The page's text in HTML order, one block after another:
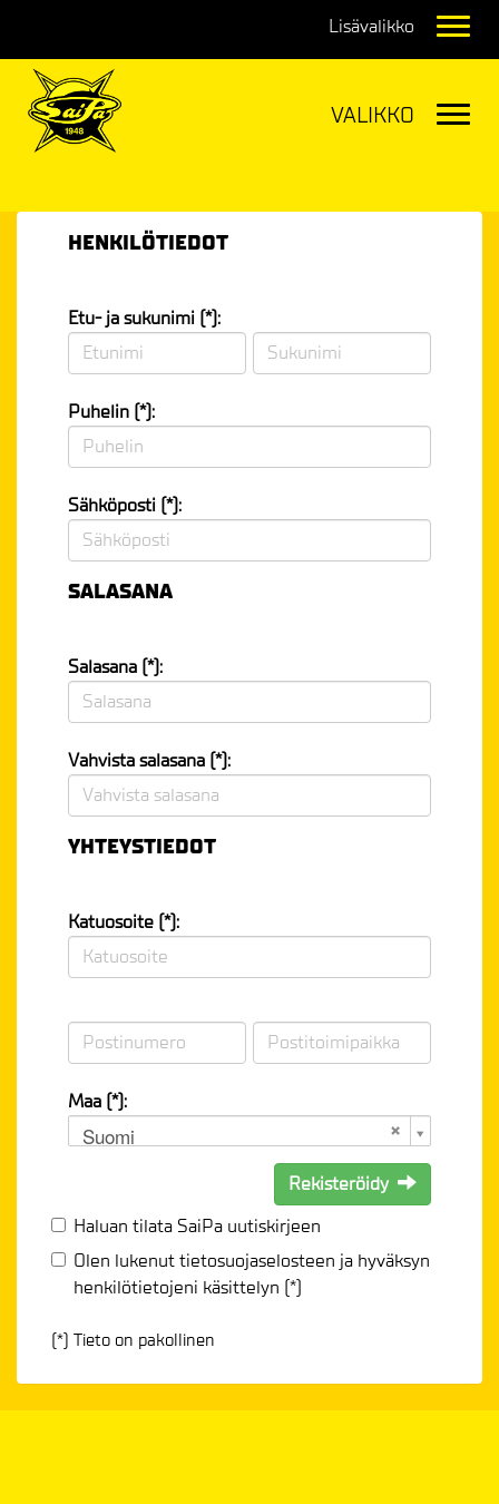
HENKILÖTIEDOT
Etu- ja sukunimi (*):
Puhelin (*):
Sähköposti (*):
SALASANA
Salasana (*):
Vahvista salasana (*):
YHTEYSTIEDOT
Katuosoite (*):
Maa (*):
Suomi
Rekisteröidy
Haluan tilata SaiPa uutiskirjeen
Olen lukenuttietosuojaselosteen ja hyväksyn
henkilötietojeni käsittelyn (*)
(*) Tieto on pakollinen